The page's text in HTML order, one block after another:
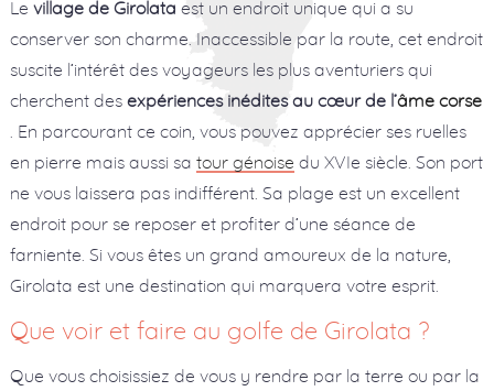
Le village de Girolata est un endroit unique qui a su
conserver son charme. Inaccessible par la route, cet endroit
suscite l’intérêt des voyageurs les plus aventuriers qui
cherchent des expériences inédites au cœur de l’âme corse
. En parcourant ce coin, vous pouvez apprécier ses ruelles
en pierre mais aussi sa tour génoise du XVIe siècle. Son port
ne vous laissera pas indifférent. Sa plage est un excellent
endroit pour se reposer et profiter d’une séance de
farniente. Si vous êtes un grand amoureux de la nature,
Girolata est une destination qui marquera votre esprit.
Que voir et faire au golfe de Girolata ?
Que vous choisissiez de vous y rendre par la terre ou par la